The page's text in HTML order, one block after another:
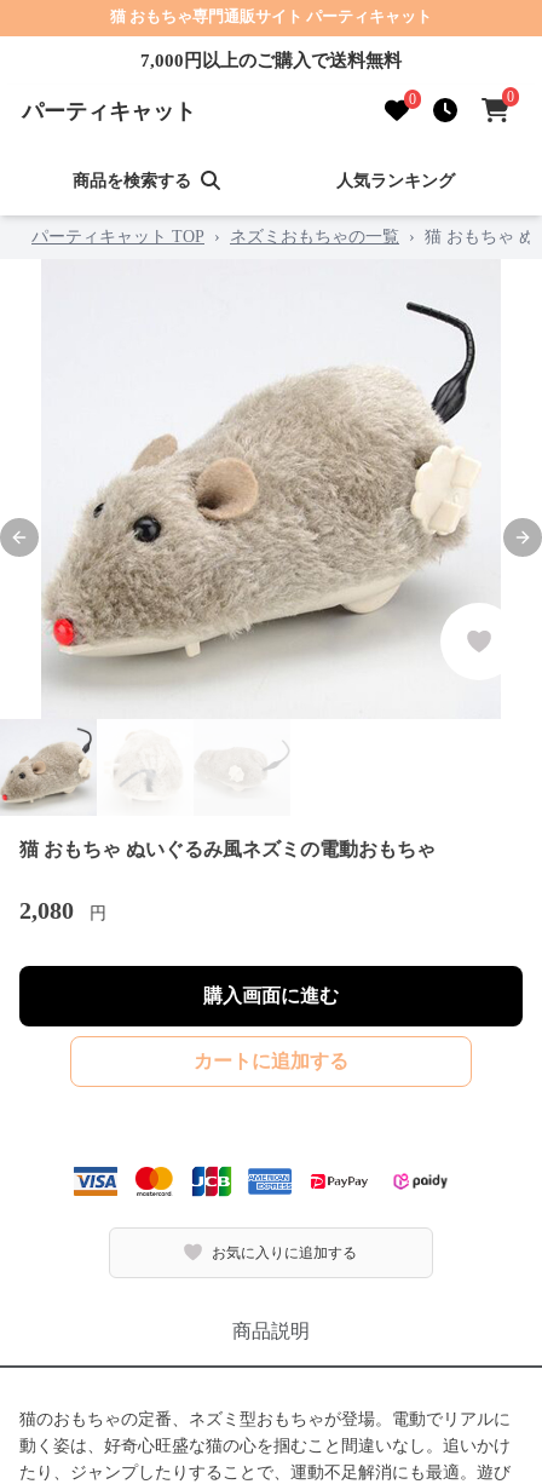
猫 おもちゃ専門通販サイト パーティキャット
7,000円以上のご購入で送料無料
パーティキャット 0 0
商品を検索する 人気ランキング
パーティキャット TOP › ネズミおもちゃの一覧 › 猫 おもちゃ ぬ
Previous slide
猫 おもちゃ ぬいぐるみ風ネズミの電動おもちゃ
2,080 円
購入画面に進む
カートに追加する
お気に入りに追加する
商品説明
猫のおもちゃの定番、ネズミ型おもちゃが登場。電動でリアルに
動く姿は、好奇心旺盛な猫の心を掴むこと間違いなし。追いかけ
たり、ジャンプしたりすることで、運動不足解消にも最適。遊び